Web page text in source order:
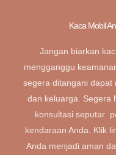
Kaca Mobil
Jangan biarkan
mengganggu
segera ditangani dapat
dan keluarga. Segera
konsultasi seputar
kendaraan Anda. Klik
Anda menjadi aman